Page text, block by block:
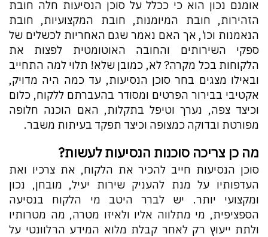
אומנם נכון הוא כי ככלל על סוכן הנסיעות חלה חובת
הזהירות, חובת המיומנות, חובת המקצועיות, חובת
הנאמנות וכו', אך האם נאמר שגם האחריות לכשלים של
ספקי השירותים והחובה האוטומטית לפצות את
הלקוחות בכל מקרה? לא, כמובן שלא! תלוי למה התחייב
ובאילו מצגים בחר סוכן הנסיעות, עד כמה היה מדויק,
אקטיבי בבירור הפרטים ומסודר בהעברתם ללקוח, כלום
וכיצד צפה, נערך וטיפל בתקלות, האם הוכנה חלופה
מפורטת ובדוקה כמצופה וכיצד תפקד בעיתות משבר.
מה כן צריכה סוכנות הנסיעות לעשות?
סוכן הנסיעות חייב להכיר את הלקוח, את צרכיו ואת
העדפותיו על מנת להעניק שירות יעיל, מובחן, נכון
ומקצועי יותר. יש לברר היטב מי הלקוח בנסיעה
הספציפית, מי מתלווה אליו ולאיזו מטרה, מה מטרותיו
ולתת ייעוץ רק לאחר קבלת מלוא המידע הרלוונטי על